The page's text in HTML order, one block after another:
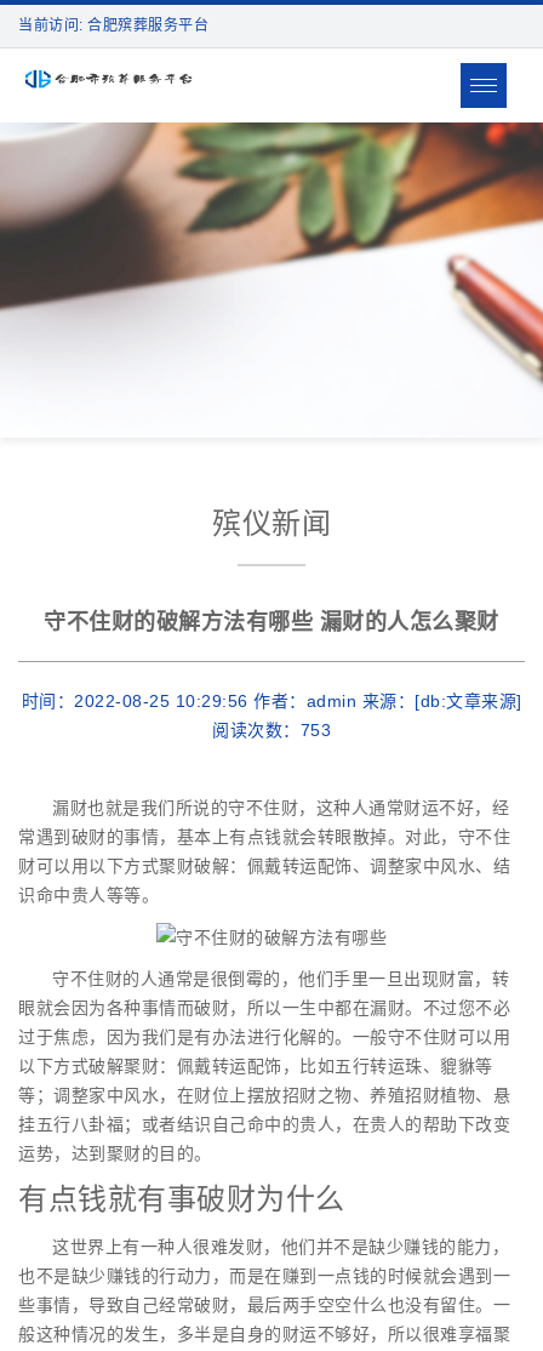
当前访问: 合肥殡葬服务平台
Toggle
殡仪新闻
守不住财的破解方法有哪些 漏财的人怎么聚财
时间：2022-08-25 10:29:56 作者：admin 来源：[db:文章来源]
阅读次数： 753
漏财也就是我们所说的守不住财，这种人通常财运不好，经
常遇到破财的事情，基本上有点钱就会转眼散掉。对此，守不住
财可以用以下方式聚财破解：佩戴转运配饰、调整家中风水、结
识命中贵人等等。
守不住财的人通常是很倒霉的，他们手里一旦出现财富，转
眼就会因为各种事情而破财，所以一生中都在漏财。不过您不必
过于焦虑，因为我们是有办法进行化解的。一般守不住财可以用
以下方式破解聚财：佩戴转运配饰，比如五行转运珠、貔貅等
等；调整家中风水，在财位上摆放招财之物、养殖招财植物、悬
挂五行八卦福；或者结识自己命中的贵人，在贵人的帮助下改变
运势，达到聚财的目的。
有点钱就有事破财为什么
这世界上有一种人很难发财，他们并不是缺少赚钱的能力，
也不是缺少赚钱的行动力，而是在赚到一点钱的时候就会遇到一
些事情，导致自己经常破财，最后两手空空什么也没有留住。一
般这种情况的发生，多半是自身的财运不够好，所以很难享福聚